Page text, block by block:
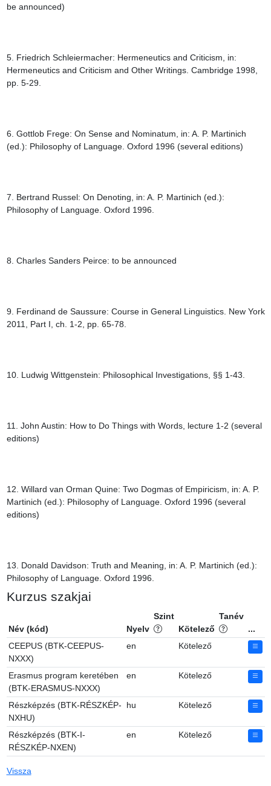
be announced)
5. Friedrich Schleiermacher: Hermeneutics and Criticism, in:
Hermeneutics and Criticism and Other Writings. Cambridge 1998,
pp. 5-29.
6. Gottlob Frege: On Sense and Nominatum, in: A. P. Martinich
(ed.): Philosophy of Language. Oxford 1996 (several editions)
7. Bertrand Russel: On Denoting, in: A. P. Martinich (ed.):
Philosophy of Language. Oxford 1996.
8. Charles Sanders Peirce: to be announced
9. Ferdinand de Saussure: Course in General Linguistics. New York
2011, Part I, ch. 1-2, pp. 65-78.
10. Ludwig Wittgenstein: Philosophical Investigations, §§ 1-43.
11. John Austin: How to Do Things with Words, lecture 1-2 (several
editions)
12. Willard van Orman Quine: Two Dogmas of Empiricism, in: A. P.
Martinich (ed.): Philosophy of Language. Oxford 1996 (several
editions)
13. Donald Davidson: Truth and Meaning, in: A. P. Martinich (ed.):
Philosophy of Language. Oxford 1996.
Kurzus szakjai
Név (kód) Nyelv
Szint
Kötelező
Tanév
...
CEEPUS (BTK-CEEPUS-
NXXX)
en Kötelező
Erasmus program keretében
(BTK-ERASMUS-NXXX)
en Kötelező
Részképzés (BTK-RÉSZKÉP-
NXHU)
hu Kötelező
Részképzés (BTK-I-
RÉSZKÉP-NXEN)
en Kötelező
Vissza